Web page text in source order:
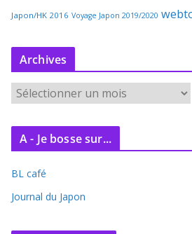
Japon/HK 2016 Voyage Japon 2019/2020
Archives
r
c
v
e
A - Je bosse sur...
BL café
Journal du Japon